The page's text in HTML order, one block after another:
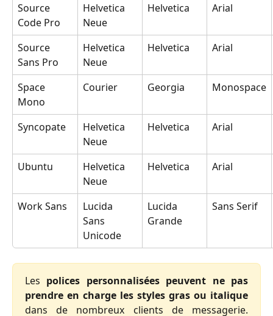
Source
Code Pro
Helvetica
Neue
Helvetica Arial
Source
Sans Pro
Helvetica
Neue
Helvetica Arial
Space
Mono
Courier Georgia Monospace
Syncopate
Helvetica
Neue
Helvetica Arial
Ubuntu
Helvetica
Neue
Helvetica Arial
Work Sans
Lucida
Sans
Unicode
Lucida
Grande
Sans Serif
Les polices personnalisées peuvent ne pas
prendre en charge les styles gras ou italique
dans de nombreux clients de messagerie.